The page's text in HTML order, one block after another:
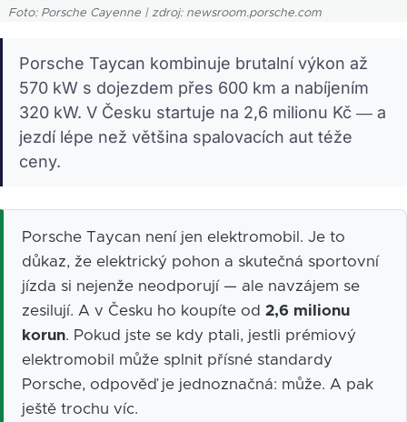
Foto: Porsche Cayenne | zdroj: newsroom.porsche.com
Porsche Taycan kombinuje brutalní výkon až
570 kW s dojezdem přes 600 km a nabíjením
320 kW. V Česku startuje na 2,6 milionu Kč — a
jezdí lépe než většina spalovacích aut téže
ceny.
Porsche Taycan není jen elektromobil. Je to
důkaz, že elektrický pohon a skutečná sportovní
jízda si nejenže neodporují — ale navzájem se
zesilují. A v Česku ho koupíte od 2,6 milionu
korun. Pokud jste se kdy ptali, jestli prémiový
elektromobil může splnit přísné standardy
Porsche, odpověď je jednoznačná: může. A pak
ještě trochu víc.